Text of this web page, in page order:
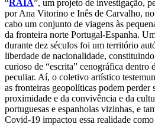
“RAIA”, um projeto de investigação,
por Ana Vitorino e Inês de Carvalho,
cabo um conjunto de viagens às
da fronteira norte Portugal-Espanha.
durante dez séculos foi um território
liberdade de nacionalidade,
curioso de “escrita” cenográfica dentro
peculiar. Aí, o coletivo artístico
as fronteiras geopolíticas podem perder
proximidade e da convivência e da
portuguesas e espanholas vizinhas, e
Covid-19 impactou essa realidade como